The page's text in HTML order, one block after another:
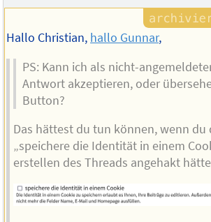
Hallo Christian, hallo Gunnar,
PS: Kann ich als nicht-
Antwort akzeptieren, oder
Button?
Das hättest du tun können, wenn du
„speichere die Identität in einem
erstellen des Threads angehakt